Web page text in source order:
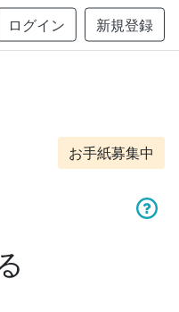
ログイン 新規登録
お手紙募集中